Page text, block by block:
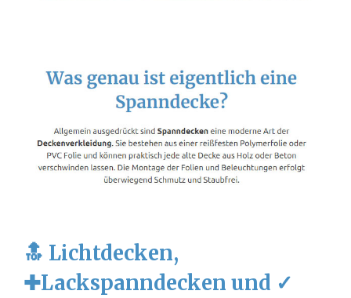
🔝 Lichtdecken,
✚Lackspanndecken und ✓